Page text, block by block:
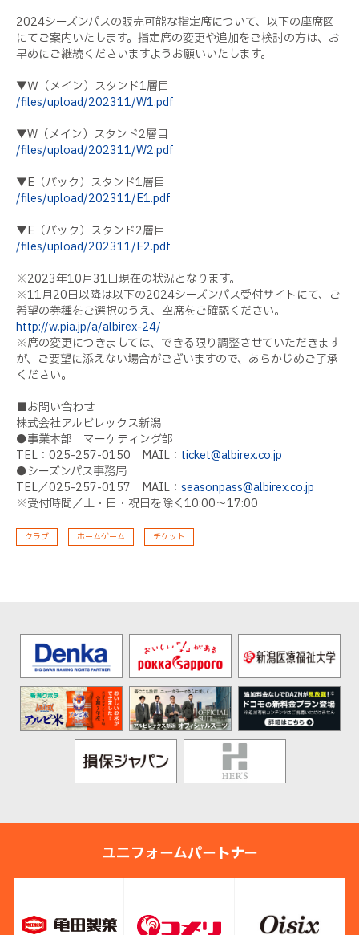
2024シーズンパスの販売可能な指定席について、以下の座席図
にてご案内いたします。指定席の変更や追加をご検討の方は、お
早めにご継続くださいますようお願いいたします。
▼Ｗ（メイン）スタンド1層目
/files/upload/202311/W1.pdf
▼W（メイン）スタンド2層目
/files/upload/202311/W2.pdf
▼E（バック）スタンド1層目
/files/upload/202311/E1.pdf
▼E（バック）スタンド2層目
/files/upload/202311/E2.pdf
※2023年10月31日現在の状況となります。
※11月20日以降は以下の2024シーズンパス受付サイトにて、ご
希望の券種をご選択のうえ、空席をご確認ください。
http://w.pia.jp/a/albirex-24/
※席の変更につきましては、できる限り調整させていただきます
が、ご要望に添えない場合がございますので、あらかじめご了承
ください。
■お問い合わせ
株式会社アルビレックス新潟
●事業本部 マーケティング部
TEL：025-257-0150 MAIL： ticket@albirex.co.jp
●シーズンパス事務局
TEL／025-257-0157 MAIL： seasonpass@albirex.co.jp
※受付時間／土・日・祝日を除く10:00～17:00
クラブ ホームゲーム チケット
ユニフォームパートナー